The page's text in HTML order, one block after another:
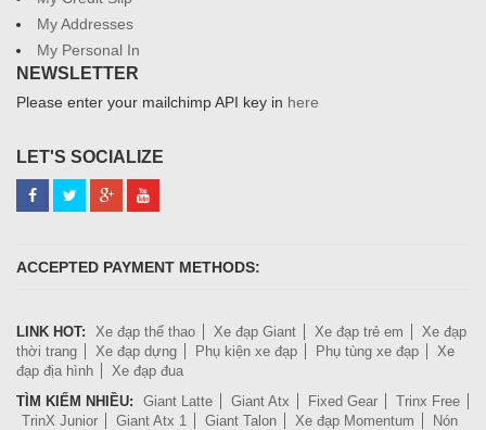
My Addresses
My Personal In
NEWSLETTER
Please enter your mailchimp API key in here
LET'S SOCIALIZE
ACCEPTED PAYMENT METHODS:
LINK HOT: Xe đạp thể thao Xe đạp Giant Xe đạp trẻ em
Xe đạp
thời trang
Xe đạp dựng Phụ kiện xe đạp Phụ tùng xe đạp
Xe
đạp địa hình
Xe đạp đua
TÌM KIẾM NHIỀU:
Giant Latte Giant Atx Fixed Gear
Trinx Free
TrinX Junior
Giant Atx 1 Giant Talon Xe đạp Momentum
Nón